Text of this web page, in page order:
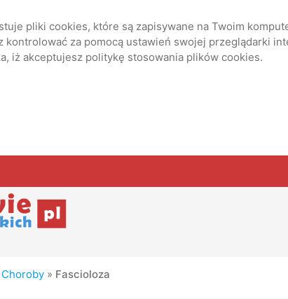
pliki cookies, które są zapisywane na Twoim
kontrolować za pomocą ustawień swojej przeglądarki
iż akceptujesz politykę stosowania plików cookies.
Choroby » Fascioloza